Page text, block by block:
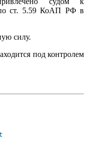
по ст. 5.59 КоАП РФ в
силу.
под контролем